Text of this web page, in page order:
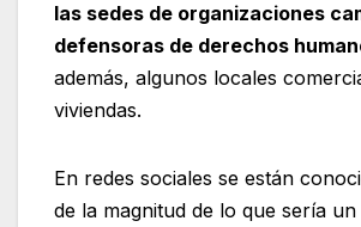
las sedes de organizaciones
defensoras de derechos
además, algunos locales
viviendas.
En redes sociales se están
de la magnitud de lo que sería